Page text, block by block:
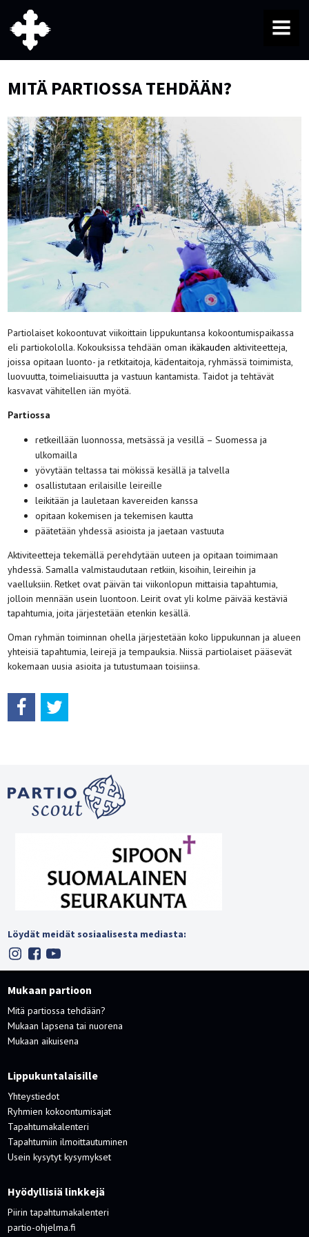
MENU
MITÄ PARTIOSSA TEHDÄÄN?
Partiolaiset kokoontuvat viikoittain lippukuntansa kokoontumispaikassa
eli partiokololla. Kokouksissa tehdään omanikäkauden aktiviteetteja,
joissa opitaan luonto- ja retkitaitoja, kädentaitoja, ryhmässä toimimista,
luovuutta, toimeliaisuutta ja vastuun kantamista. Taidot ja tehtävät
kasvavat vähitellen iän myötä.
Partiossa
retkeillään luonnossa, metsässä ja vesillä – Suomessa ja
ulkomailla
yövytään teltassa tai mökissä kesällä ja talvella
osallistutaan erilaisille leireille
leikitään ja lauletaan kavereiden kanssa
opitaan kokemisen ja tekemisen kautta
päätetään yhdessä asioista ja jaetaan vastuuta
Aktiviteetteja tekemällä perehdytään uuteen ja opitaan toimimaan
yhdessä. Samalla valmistaudutaan retkiin, kisoihin, leireihin ja
vaelluksiin. Retket ovat päivän tai viikonlopun mittaisia tapahtumia,
jolloin mennään usein luontoon. Leirit ovat yli kolme päivää kestäviä
tapahtumia, joita järjestetään etenkin kesällä.
Oman ryhmän toiminnan ohella järjestetään koko lippukunnan ja alueen
yhteisiä tapahtumia, leirejä ja tempauksia. Niissä partiolaiset pääsevät
kokemaan uusia asioita ja tutustumaan toisiinsa.
Löydät meidät sosiaalisesta mediasta:
Mukaan partioon
Mitä partiossa tehdään?
Mukaan lapsena tai nuorena
Mukaan aikuisena
Lippukuntalaisille
Yhteystiedot
Ryhmien kokoontumisajat
Tapahtumakalenteri
Tapahtumiin ilmoittautuminen
Usein kysytyt kysymykset
Hyödyllisiä linkkejä
Piirin tapahtumakalenteri
partio-ohjelma.fi